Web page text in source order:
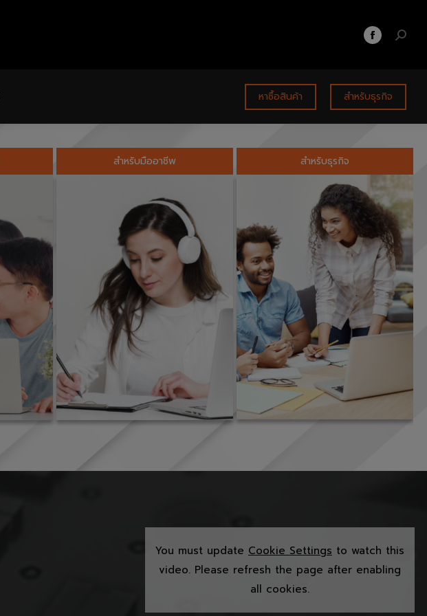
หาซื้อสินค้า สำหรับธุรกิจ
สำหรับมืออาชีพ สำหรับธุรกิจ
You must update Cookie Settings to watch this
video. Please refresh the page after enabling
all cookies.